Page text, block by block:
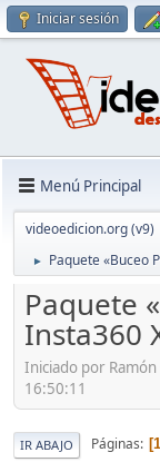
Iniciar sesión
Menú Principal
videoedicion.org (v9)
► Paquete «Buceo
Paquete
Insta360
Iniciado por
16:50:11
IR ABAJO Páginas 1